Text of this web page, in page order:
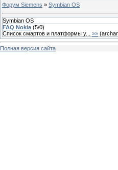
Форум Siemens » Symbian OS
Symbian OS
FAQ Nokia (5/0)
Список смартов и платформы у...
»» (
Полная версия сайта